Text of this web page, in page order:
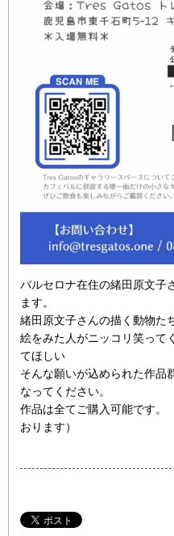
バルセロナ在住の緒田原文子
ます。
緒田原文子さんの描く動物た
絵をみた人がニッコリ笑って
てほしい
そんな願いが込められた作品
なってください。
作品は全てご購入可能です。
おります）